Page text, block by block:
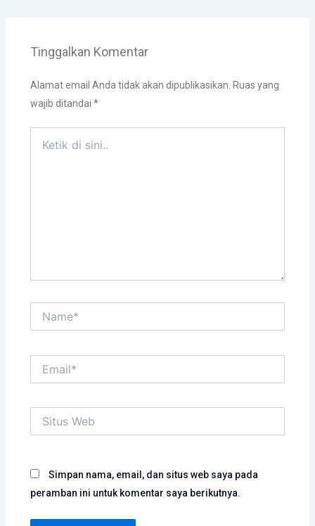
Tinggalkan Komentar
Alamat email Anda tidak akan dipublikasikan. Ruas yang
wajib ditandai *
Web
Simpan nama, email, dan situs web saya pada
peramban ini untuk komentar saya berikutnya.